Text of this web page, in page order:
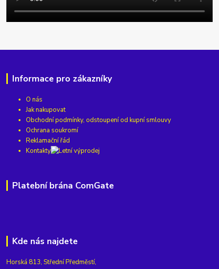
Informace pro zákazníky
O nás
Jak nakupovat
Obchodní podmínky, odstoupení od kupní smlouvy
Ochrana soukromí
Reklamační řád
Kontakty
Platební brána ComGate
Kde nás najdete
Horská 813, Střední Předměstí,